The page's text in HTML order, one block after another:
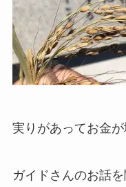
実りがあってお金が
ガイドさんのお話